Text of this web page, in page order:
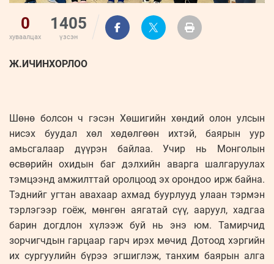
0
хуваалцах
1405
үзсэн
Ж.ИЧИНХОРЛОО
Шөнө болсон ч гэсэн Хөшигийн хөндий олон улсын
нисэх буудал хөл хөдөлгөөн ихтэй, баярын уур
амьсгалаар дүүрэн байлаа. Учир нь Монголын
өсвөрийн охидын баг дэлхийн аварга шалгаруулах
тэмцээнд амжилттай оролцоод эх орондоо ирж байна.
Тэднийг угтан авахаар ахмад буурлууд улаан тэрмэн
тэрлэгээр гоёж, мөнгөн аягатай сүү, ааруул, хадгаа
барин догдлон хүлээж буй нь энэ юм. Тамирчид
зорчигчдын гарцаар гарч ирэх мөчид Дотоод хэргийн
их сургуулийн бүрээ эгшиглэж, танхим баярын алга